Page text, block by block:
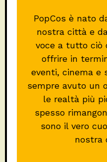
PopCos è nato
nostra città e
voce a tutto ciò
offrire in
eventi, cinema e
sempre avuto un
le realtà più
spesso
sono il vero
nostra